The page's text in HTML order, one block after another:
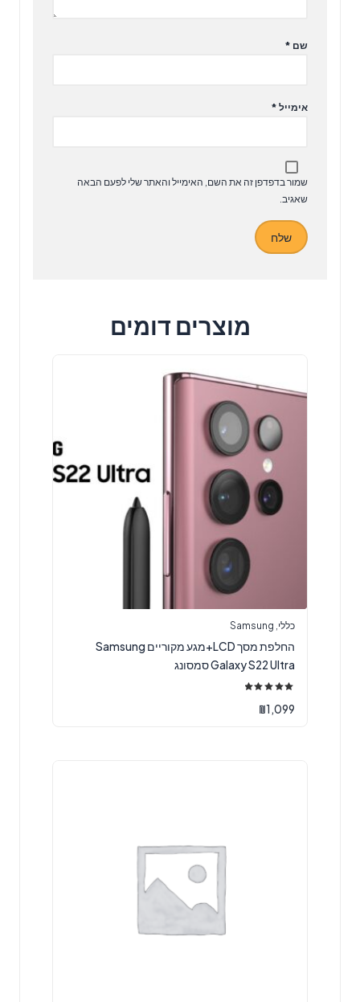
שם *
אימייל *
שמור בדפדפן זה את השם, האימייל והאתר שלי לפעם הבאה
שאגיב.
מוצרים דומים
כללי Samsung
החלפת מסך LCD+מגע מקוריים Samsung
Galaxy S22 Ultra סמסונג
5.00
מתוך 5 ₪1,099